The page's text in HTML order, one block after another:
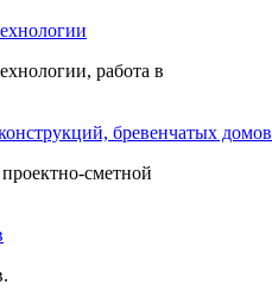
работа в
бревенчатых домов
сметной